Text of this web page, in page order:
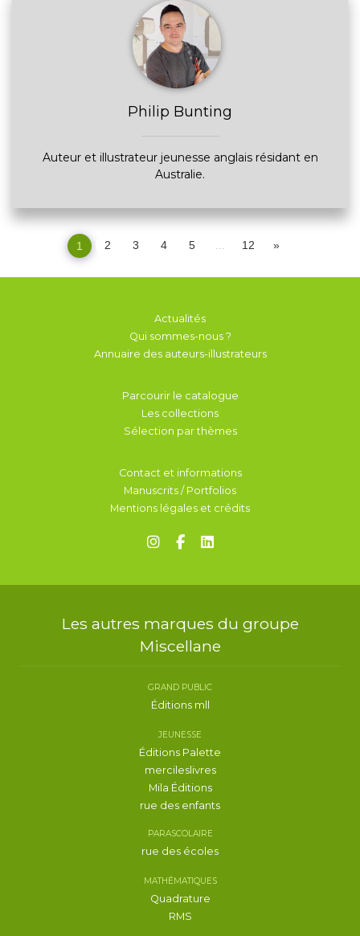
Philip Bunting
Auteur et illustrateur jeunesse anglais résidant en
Australie.
1 2 3 4 5 12 »
Actualités
Qui sommes-nous ?
Annuaire des auteurs-illustrateurs
Parcourir le catalogue
Les collections
Sélection par thèmes
Contact et informations
Manuscrits / Portfolios
Mentions légales et crédits
Les autres marques du groupe
Miscellane
GRAND PUBLIC
Éditions mll
JEUNESSE
Éditions Palette
mercileslivres
Mila Éditions
rue des enfants
PARASCOLAIRE
rue des écoles
MATHÉMATIQUES
Quadrature
RMS